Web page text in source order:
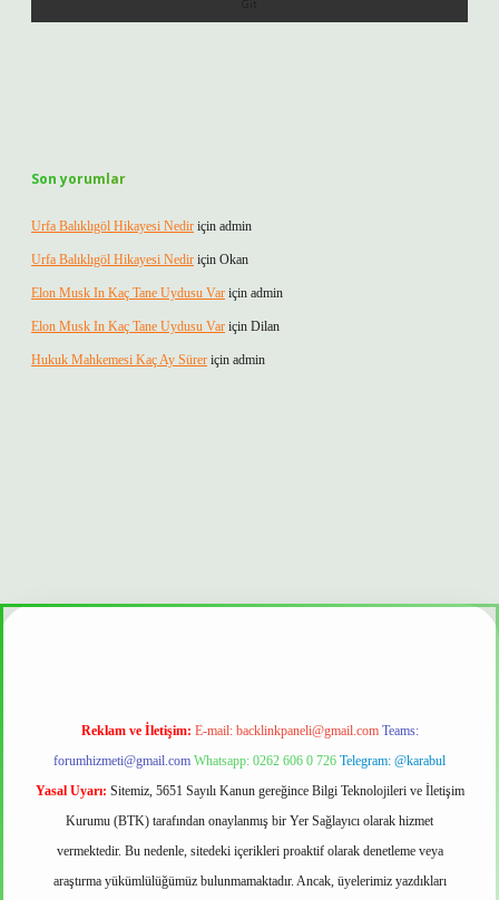
Son yorumlar
Urfa Balıklıgöl Hikayesi Nedir için admin
Urfa Balıklıgöl Hikayesi Nedir için Okan
Elon Musk In Kaç Tane Uydusu Var için admin
Elon Musk In Kaç Tane Uydusu Var için Dilan
Hukuk Mahkemesi Kaç Ay Sürer için admin
mi
Reklam ve İletişim: E-mail: backlinkpaneli@gmail.com Teams:
forumhizmeti@gmail.com Whatsapp: 0262 606 0 726 Telegram: @karabul
Yasal Uyarı: Sitemiz, 5651 Sayılı Kanun gereğince Bilgi Teknolojileri ve İletişim
Kurumu (BTK) tarafından onaylanmış bir Yer Sağlayıcı olarak hizmet
vermektedir. Bu nedenle, sitedeki içerikleri proaktif olarak denetleme veya
araştırma yükümlülüğümüz bulunmamaktadır. Ancak, üyelerimiz yazdıkları